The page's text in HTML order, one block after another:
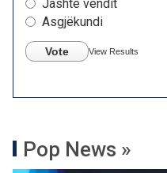
Jashtë vendit
Asgjëkundi
Vote View Results
Pop News »